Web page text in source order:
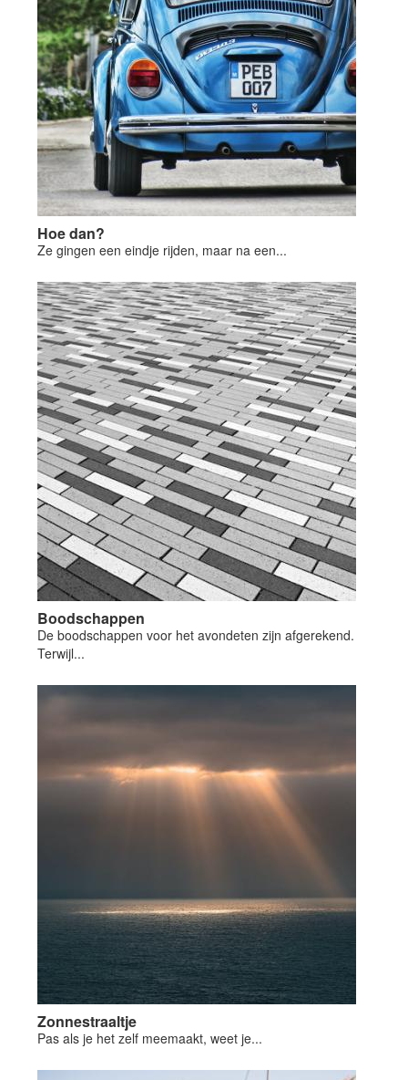
Hoe dan?
Ze gingen een eindje rijden, maar na een...
Boodschappen
De boodschappen voor het avondeten zijn afgerekend.
Terwijl...
Zonnestraaltje
Pas als je het zelf meemaakt, weet je...